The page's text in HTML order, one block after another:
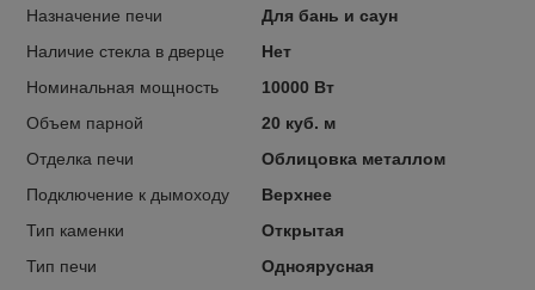
Назначение печи
Для бань и саун
Наличие стекла в дверце
Нет
Номинальная мощность
10000 Вт
Объем парной
20 куб. м
Отделка печи
Облицовка металлом
Подключение к дымоходу
Верхнее
Тип каменки
Открытая
Тип печи
Одноярусная